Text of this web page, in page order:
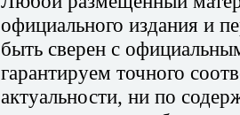
официального издания и
быть сверен с
гарантируем точного
актуальности, ни по